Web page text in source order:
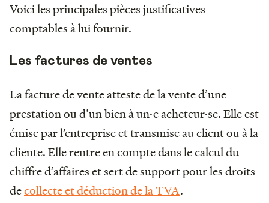
Voici les principales pièces justificatives
comptables à lui fournir.
Les factures de ventes
La facture de vente atteste de la vente d’une
prestation ou d’un bien à un·e acheteur·se. Elle est
émise par l’entreprise et transmise au client ou à la
cliente. Elle rentre en compte dans le calcul du
chiffre d’affaires et sert de support pour les droits
decollecte et déduction de la TVA.